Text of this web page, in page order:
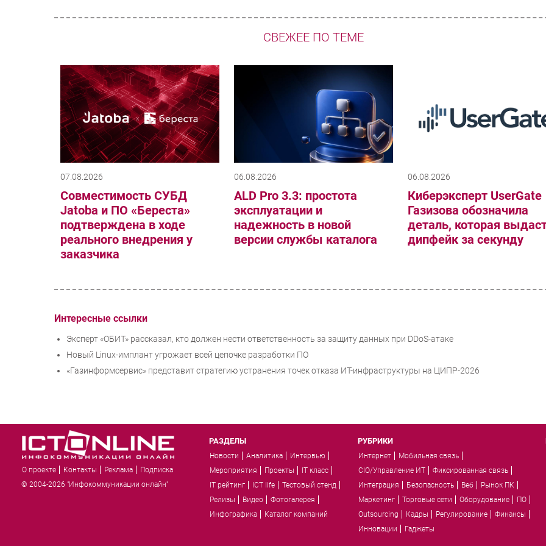
СВЕЖЕЕ ПО ТЕМЕ
07.08.2026
Совместимость СУБД
Jatoba и ПО «Береста»
подтверждена в ходе
реального внедрения у
заказчика
06.08.2026
ALD Pro 3.3: простота
эксплуатации и
надежность в новой
версии службы каталога
06.08.2026
Киберэксперт UserGate
Газизова обозначила
деталь, которая
дипфейк за секунду
Интересные ссылки
Эксперт «ОБИТ» рассказал, кто должен нести ответственность за защиту данных при DDoS-атаке
Новый Linux-имплант угрожает всей цепочке разработки ПО
«Газинформсервис» представит стратегию устранения точек отказа ИТ-инфраструктуры на ЦИПР-2026
О проекте Контакты Реклама
Подписка
© 2004-2026 "Инфокоммуникации онлайн"
РАЗДЕЛЫ
Новости Аналитика
Интервью
Мероприятия
Проекты
IT класс
IT рейтинг
ICT life
Тестовый стенд
Релизы
Видео
Фотогалерея
Инфографика
Каталог компаний
РУБРИКИ
Интернет
Мобильная связь
CIO/Управление ИТ
Фиксированная связь
Интеграция
Безопасность Веб
Рынок ПК
Маркетинг
Торговые сети Оборудование
ПО
Outsourcing
Кадры Регулирование
Финансы
Инновации
Гаджеты